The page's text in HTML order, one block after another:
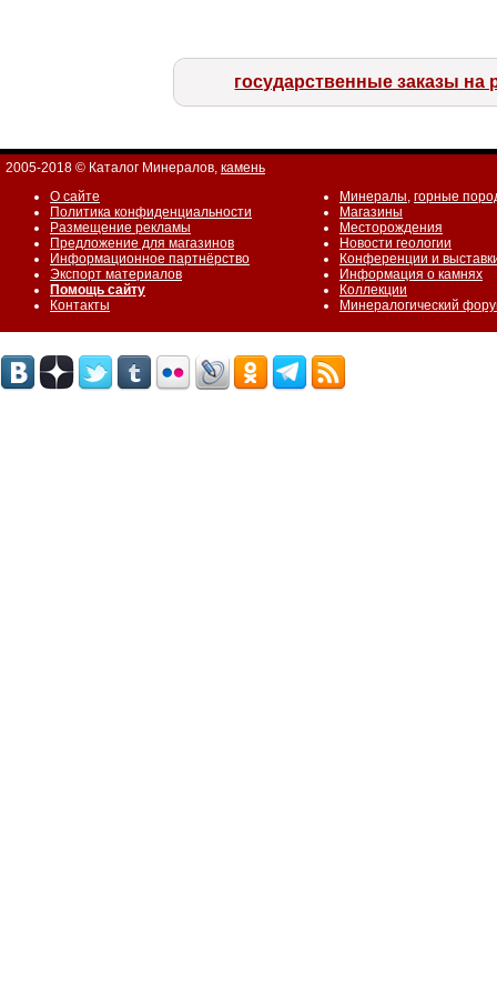
государственные заказы на
2005-2018 © Каталог Минералов, камень
О сайте
Политика конфиденциальности
Размещение рекламы
Предложение для магазинов
Информационное партнёрство
Экспорт материалов
Помощь сайту
Контакты
Минералы, горные
Магазины
Месторождения
Новости геологии
Конференции и
Информация о камнях
Коллекции
Минералогический